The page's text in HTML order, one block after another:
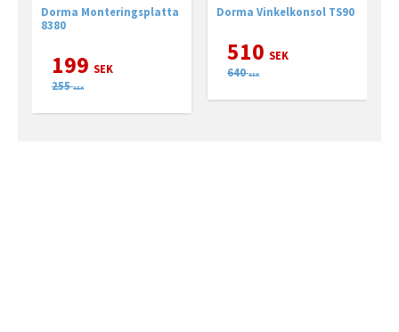
Dorma Monteringsplatta
8380
199 SEK
255 SEK
Dorma Vinkelkonsol TS90
510 SEK
640 SEK